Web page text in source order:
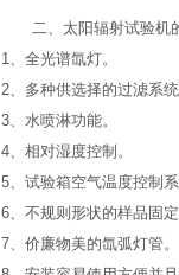
二、太阳辐射试验机
1、全光谱氙灯。
2、多种供选择的过滤系统
3、水喷淋功能。
4、相对湿度控制。
5、试验箱空气温度控制系
6、不规则形状的样品固定
7、价廉物美的氙弧灯管。